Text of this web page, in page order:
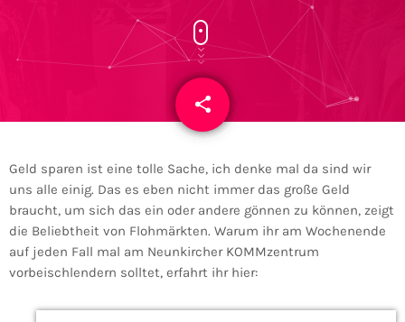
share
email
Geld sparen ist eine tolle Sache, ich denke mal da sind wir
uns alle einig. Das es eben nicht immer das große Geld
braucht, um sich das ein oder andere gönnen zu können, zeigt
die Beliebtheit von Flohmärkten. Warum ihr am Wochenende
auf jeden Fall mal am Neunkircher KOMMzentrum
vorbeischlendern solltet, erfahrt ihr hier: